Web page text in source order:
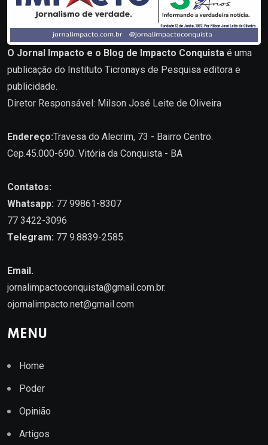
O Jornal Impacto e o Blog de Impacto Conquista é uma
publicação do Instituto Ticronays de Pesquisa editora e
publicidade.
Diretor Responsável: Milson José Leite de Oliveira
Endereço:Travesa do Alecrim, 73 - Bairro Centro.
Cep.45.000-690. Vitória da Conquista - BA
Contatos:
Whatsapp: 77 99861-8307
77 3422-3096
Telegram: 77 9.8839-2585.
Email.
jornalimpactoconquista@gmail.com.br.
ojornalimpacto.net@gmail.com
MENU
Home
Poder
Opinião
Artigos